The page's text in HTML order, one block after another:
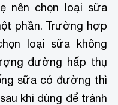
nên chọn loại sữa
phần. Trường hợp
loại sữa không
đường hấp thụ
sữa có đường thì
khi dùng để tránh